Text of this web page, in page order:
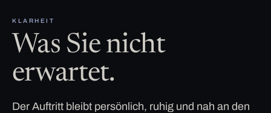
KLARHEIT
Was Sie nicht
erwartet.
Der Auftritt bleibt persönlich, ruhig und nah an den